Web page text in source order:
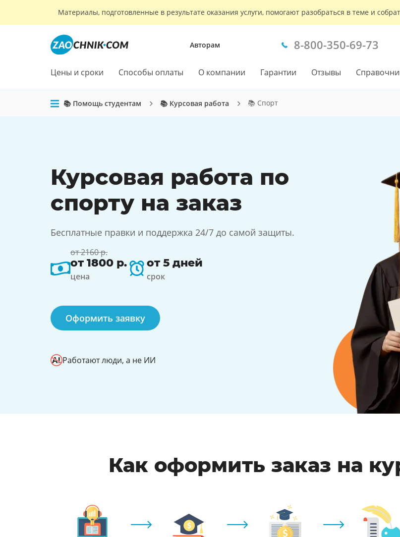
Материалы, подготовленные в результате оказания услуги, помогают разобраться в теме и
Авторам 8-800-350-69-73
Цены и сроки Способы оплаты О компании Гарантии Отзывы
📚 Помощь студентам 📚 Курсовая работа 📚 Спорт
Курсовая работа по
спорту на заказ
Бесплатные правки и поддержка 24/7 до самой защиты.
от 2160 р.
от 1800 р.
цена
от 5 дней
срок
Оформить заявку
Работают люди, а не ИИ
Как оформить заказ на